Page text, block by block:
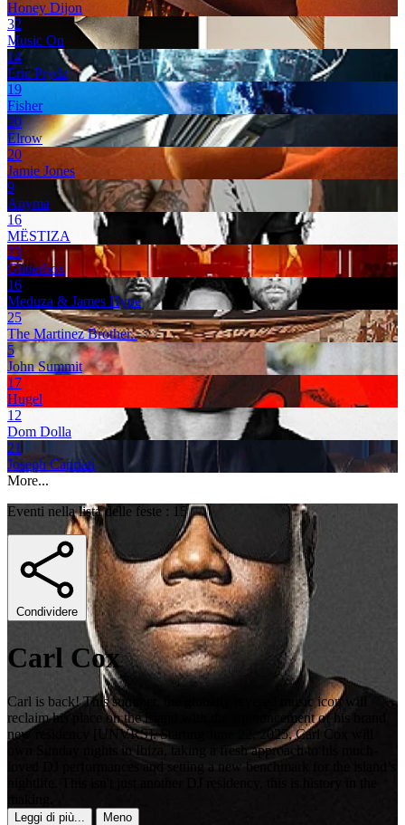
Honey Dijon
32
Music On
14
Eric Prydz
19
Fisher
20
Elrow
20
Jamie Jones
9
Anyma
16
MËSTIZA
23
Glitterbox
16
Meduza & James Hype
25
The Martinez Brother..
5
John Summit
17
Hugel
12
Dom Dolla
21
Joseph Capriati
More...
Eventi nella lista delle feste : 15
Condividere
Carl Cox
Carl is back! This summer, the globally revered music icon will
reclaim his place on the island with the announcement of his brand
new residency [UNVRS]. Starting June 22, 2025, Carl Cox will
own Sunday nights in Ibiza, taking a fresh approach to his much-
loved DJ performances and setting a new benchmark for the island’s
Leggi di più... Meno